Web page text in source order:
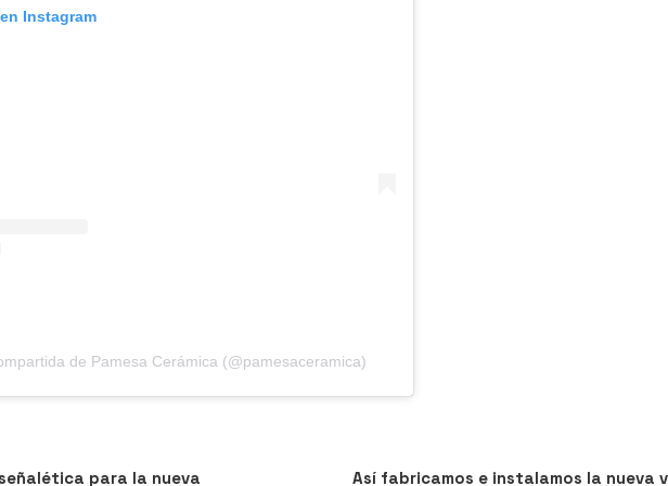
Instagram
de Pamesa Cerámica (@pamesaceramica)
para la nueva Siguiente
Así fabricamos e instalamos la nueva